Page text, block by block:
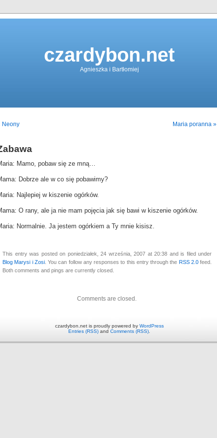
czardybon.net
Agnieszka i Bartłomiej
Neony Maria poranna »
Mamo, pobaw się ze mną…
Dobrze ale w co się pobawimy?
Najlepiej w kiszenie ogórków.
O rany, ale ja nie mam pojęcia jak się bawi w kiszenie ogórków.
Normalnie. Ja jestem ogórkiem a Ty mnie kisisz.
This entry was posted on poniedziałek, 24 września, 2007 at 20:38 and is filed under
Blog Marysi i Zosi. You can follow any responses to this entry through the RSS 2.0feed.
Both comments and pings are currently closed.
Comments are closed.
czardybon.net is proudly powered by WordPress
Entries (RSS) and Comments (RSS)